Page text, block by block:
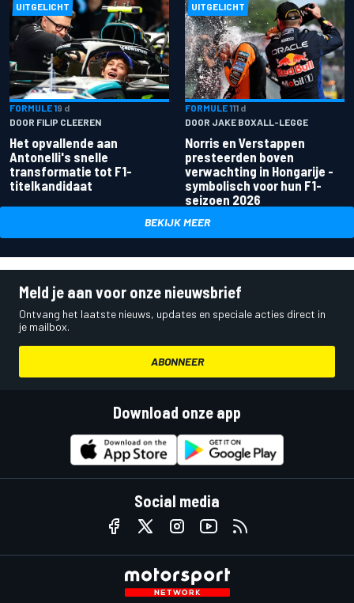
UITGELICHT
FORMULE 19 d
DOOR FILIP CLEEREN
Het opvallende aan
Antonelli's snelle
transformatie tot F1-
titelkandidaat
UITGELICHT
FORMULE 111 d
DOOR JAKE BOXALL-LEGGE
Norris en Verstappen
presteerden boven
verwachting in Hongarije -
symbolisch voor hun F1-
seizoen 2026
BEKIJK MEER
Meld je aan voor onze nieuwsbrief
Ontvang het laatste nieuws, updates en speciale acties direct in
je mailbox.
ABONNEER
Download onze app
Social media